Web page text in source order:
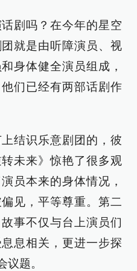
剧吗？在今年的星空
就是由听障演员、视
身体健全演员组成，
们已经有两部话剧作
结识乐意剧团的，彼
未来》惊艳了很多观
员本来的身体情况，
见，平等尊重。第二
事不仅与台上演员们
息相关，更进一步探
议题。